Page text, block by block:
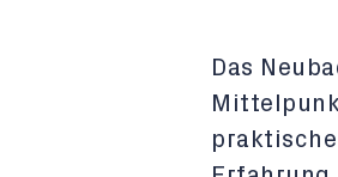
Das